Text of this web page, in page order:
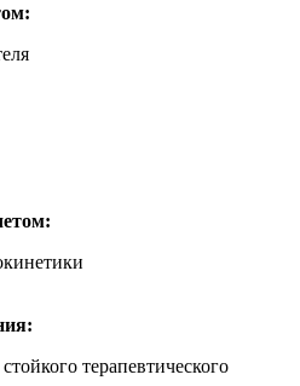
терапевтического